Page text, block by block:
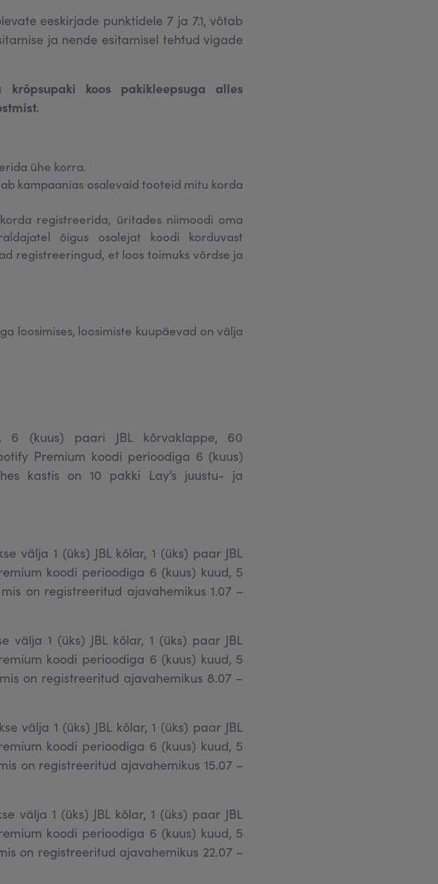
eeskirjade punktidele 7 ja 7.1, võtab
ja nende esitamisel tehtud vigade
koos pakikleepsuga alles
ühe korra.
kampaanias osalevaid tooteid mitu korda
registreerida, üritades niimoodi oma
õigus osalejat koodi korduvast
registreeringud, et loos toimuks võrdse ja
loosimises, loosimiste kuupäevad on välja
6 (kuus) paari JBL kõrvaklappe, 60
Premium koodi perioodiga 6 (kuus)
kastis on 10 pakki Lay’s juustu- ja
välja 1 (üks) JBL kõlar, 1 (üks) paar JBL
koodi perioodiga 6 (kuus) kuud, 5
on registreeritud ajavahemikus 1.07 –
välja 1 (üks) JBL kõlar, 1 (üks) paar JBL
koodi perioodiga 6 (kuus) kuud, 5
on registreeritud ajavahemikus 8.07 –
välja 1 (üks) JBL kõlar, 1 (üks) paar JBL
koodi perioodiga 6 (kuus) kuud, 5
on registreeritud ajavahemikus 15.07 –
välja 1 (üks) JBL kõlar, 1 (üks) paar JBL
koodi perioodiga 6 (kuus) kuud, 5
on registreeritud ajavahemikus 22.07 –